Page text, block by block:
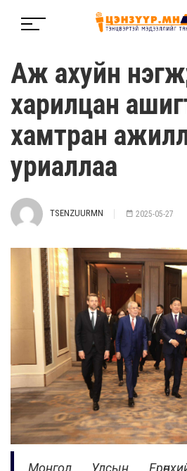
Аж ахуйн
харилцан
хамтран
уриаллаа
TSENZUURMN 2025-05-27
Монгол Улсын